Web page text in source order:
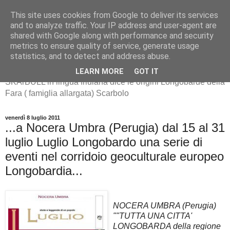
SKArBULL -Scarbolo-
SKArBULL in lingua friulana dice le origini Longobarde della
Fara ( famiglia allargata) Scarbolo
venerdì 8 luglio 2011
...a Nocera Umbra (Perugia) dal 15 al 31
luglio Luglio Longobardo una serie di
eventi nel corridoio geoculturale europeo
Longobardia...
NOCERA UMBRA (Perugia)
""TUTTA UNA CITTA'
LONGOBARDA della regione
This site uses cookies from Google to deliver its services
and to analyze traffic. Your IP address and user-agent are
shared with Google along with performance and security
metrics to ensure quality of service, generate usage
statistics, and to detect and address abuse.
LEARN MORE GOT IT